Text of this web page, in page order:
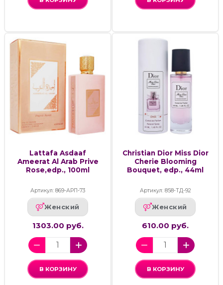
Lattafa Asdaaf
Ameerat Al Arab Prive
Rose,edp., 100ml
Артикул: 869-АРП-73
Женский
1303.00 руб.
В КОРЗИНУ
Christian Dior Miss Dior
Cherie Blooming
Bouquet, edp., 44ml
Артикул: 858-ТД-92
Женский
610.00 руб.
В КОРЗИНУ